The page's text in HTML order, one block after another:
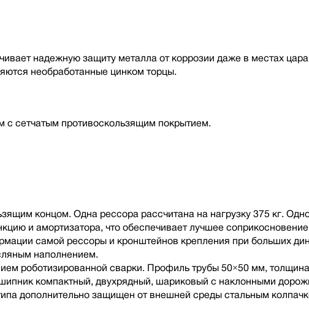
надежную защиту металла от коррозии даже в местах
необработанные цинком торцы.
с сетчатым противоскользящим покрытием.
концом. Одна рессора рассчитана на нагрузку 375 кг.
и амортизатора, что обеспечивает лучшее
самой рессоры и кронштейнов крепления при больших
наполнением.
роботизированной сварки. Профиль трубы 50×50 мм,
компактный, двухрядный, шариковый с наклонными
дополнительно защищен от внешней среды стальным